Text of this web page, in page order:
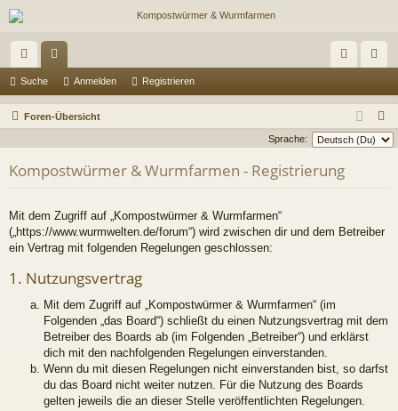
ch
ne
riff
en m
el
n
ist
rie
n
Suche Anmelden Registrieren
Foren-Übersicht
u
Sprache:
Kompostwürmer & Wurmfarmen - Registrierung
Mit dem Zugriff auf „Kompostwürmer & Wurmfarmen“
(„https://www.wurmwelten.de/forum“) wird zwischen dir und dem Betreiber
ein Vertrag mit folgenden Regelungen geschlossen:
1. Nutzungsvertrag
Mit dem Zugriff auf „Kompostwürmer & Wurmfarmen“ (im
Folgenden „das Board“) schließt du einen Nutzungsvertrag mit dem
Betreiber des Boards ab (im Folgenden „Betreiber“) und erklärst
dich mit den nachfolgenden Regelungen einverstanden.
Wenn du mit diesen Regelungen nicht einverstanden bist, so darfst
du das Board nicht weiter nutzen. Für die Nutzung des Boards
gelten jeweils die an dieser Stelle veröffentlichten Regelungen.